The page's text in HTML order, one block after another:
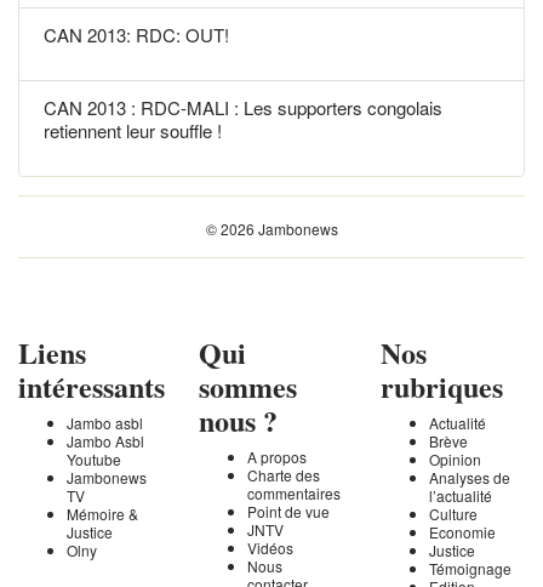
CAN 2013: RDC: OUT!
CAN 2013 : RDC-MALI : Les supporters congolais
retiennent leur souffle !
© 2026 Jambonews
Liens
intéressants
Jambo asbl
Jambo Asbl
Youtube
Jambonews
TV
Mémoire &
Justice
Olny
Qui
sommes
nous ?
A propos
Charte des
commentaires
Point de vue
JNTV
Vidéos
Nous
Nos
rubriques
Actualité
Brève
Opinion
Analyses de
l’actualité
Culture
Economie
Justice
Témoignage